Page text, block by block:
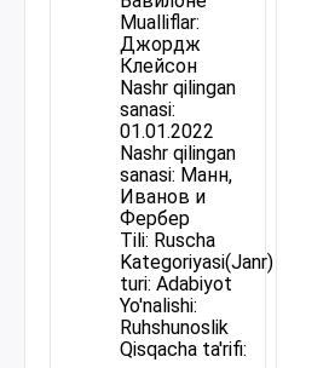
Mualliflar:
Джордж
Клейсон
Nashr qilingan
sanasi:
01.01.2022
Nashr qilingan
sanasi: Манн,
Иванов и
Фербер
Tili: Ruscha
Kategoriyasi(Janr)
turi: Adabiyot
Yo'nalishi:
Ruhshunoslik
Qisqacha ta'rifi: